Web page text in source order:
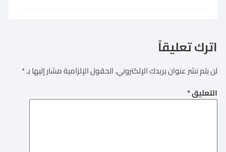
اترك تعليقاً
لن يتم نشر عنوان بريدك الإلكتروني.الحقول الإلزامية مشار إليها بـ*
التعليق*